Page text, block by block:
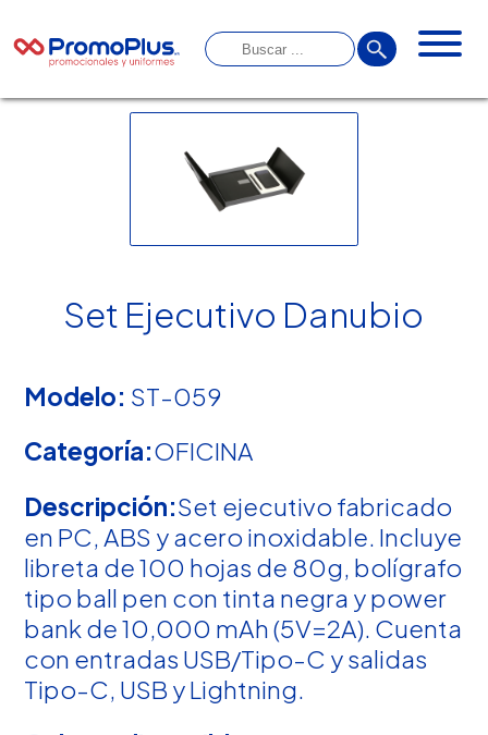
Set Ejecutivo Danubio
Modelo: ST-059
Categoría:OFICINA
Descripción:Set ejecutivo fabricado
en PC, ABS y acero inoxidable. Incluye
libreta de 100 hojas de 80g, bolígrafo
tipo ball pen con tinta negra y power
bank de 10,000 mAh (5V=2A). Cuenta
con entradas USB/Tipo-C y salidas
Tipo-C, USB y Lightning.